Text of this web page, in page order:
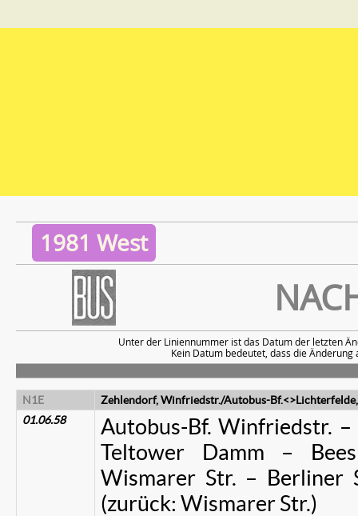
1981 West
Unter der Liniennummer ist das Datum der letzten
Kein Datum bedeutet, dass die
N1E
Zehlendorf, Winfriedstr./Autobus-
01.06.58
Autobus-Bf. Winfriedstr.
Teltower Damm –
Wismarer Str. – Berliner
(zurück: Wismarer Str.)